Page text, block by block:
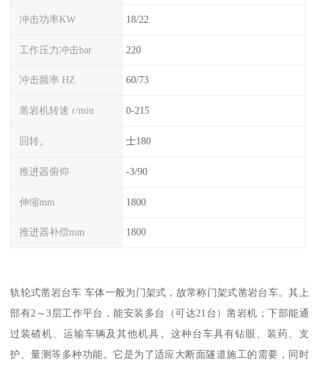
冲击功率KW 18/22
工作压力冲击bar 220
冲击频率 HZ 60/73
凿岩机转速 r/min 0-215
回转。 士180
推进器俯仰· -3/90
伸缩mm 1800
推进器补偿mm 1800
轨轮式凿岩台车 车体一般为门架式，故常称门架式凿岩台车。其上
部有2～3层工作平台，能安装多台（可达21台）凿岩机；下部能通
过装碴机、运输车辆及其他机具。这种台车具有钻眼、装药、支
护、量测等多种功能。它是为了适应大断面隧道施工的需要，同时